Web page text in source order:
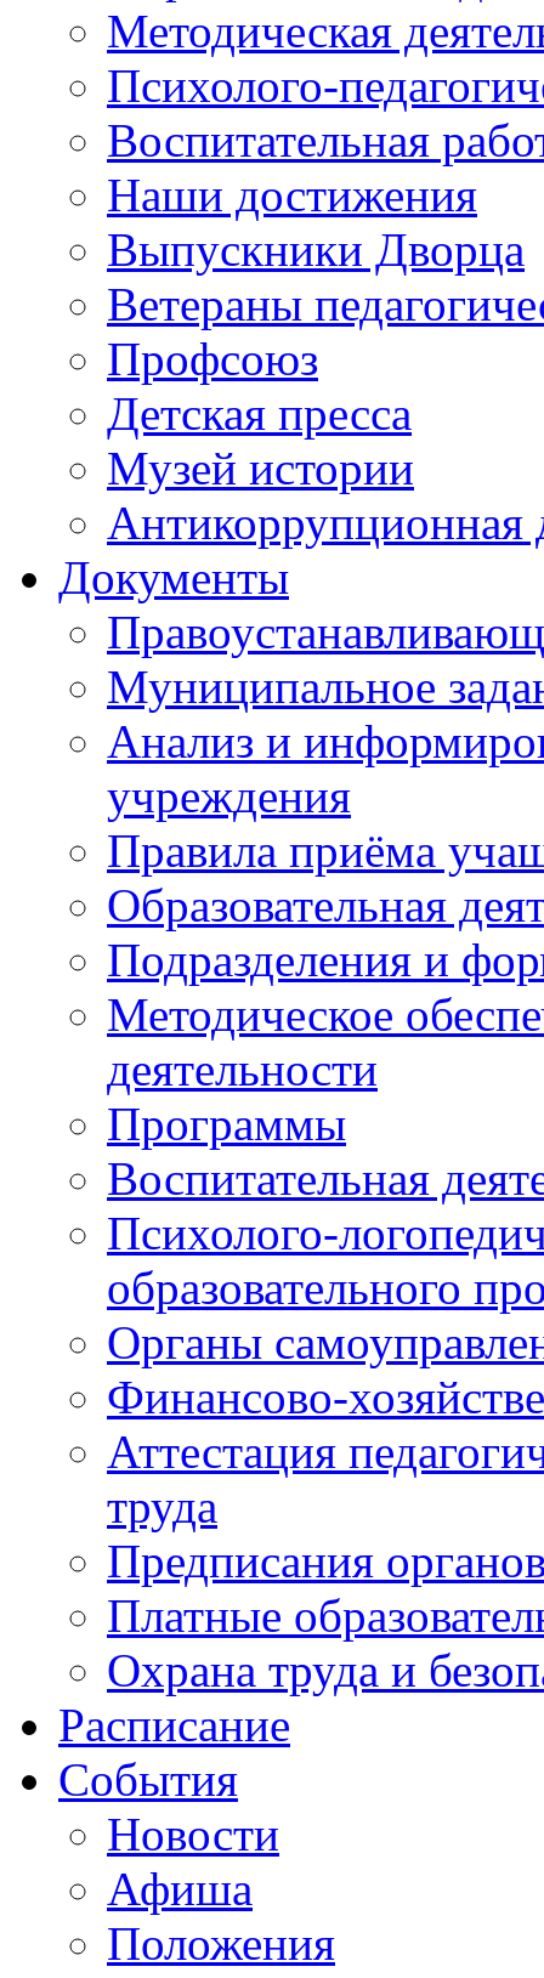
Методическая
Психолого-
Воспитательная
Наши достижения
Выпускники Дворца
Ветераны
Профсоюз
Детская пресса
Музей истории
Антикоррупционная
Документы
Муниципальное
Анализ и
учреждения
Правила приёма
Образовательная
Подразделения и
Методическое
деятельности
Программы
Воспитательная
Психолого-
образовательного
Органы
Финансово-
Аттестация
труда
Предписания
Платные
Охрана труда и
Расписание
События
Новости
Афиша
Положения